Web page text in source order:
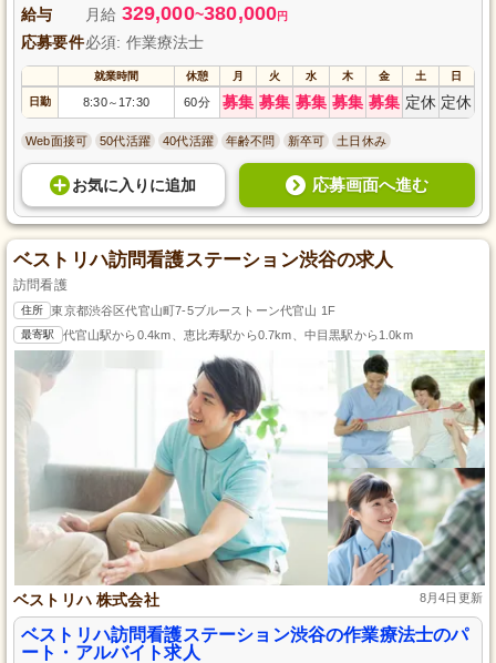
給与 月給 329,000~380,000円
応募要件必須: 作業療法士
就業時間 休憩 月 火 水 木 金 土 日
日勤 8:30～ 17:30 60分 募集 募集 募集 募集 募集 定休 定休
Web面接可 50代活躍 40代活躍 年齢不問 新卒可 土日休み
お気に入り に追加 応募画面へ進む
ベストリハ訪問看護ステーション渋谷の求人
訪問看護
住所 東京都渋谷区代官山町7-5ブルーストーン代官山 1F
最寄駅 代官山駅から0.4km、恵比寿駅から0.7km、中目黒駅から1.0km
ベストリハ 株式会社 8月4日更新
ベストリハ訪問看護ステーション渋谷の作業療法士のパ
ート・アルバイト求人